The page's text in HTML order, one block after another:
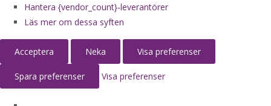
Hantera {vendor_count}-leverantörer
Läs mer om dessa syften
Acceptera Neka Visa preferenser
Spara preferenser Visa preferenser